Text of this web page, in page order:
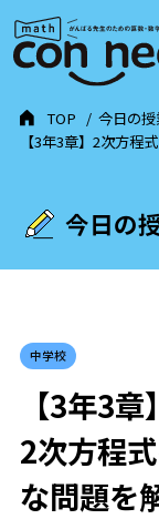
今日の
TOP
今日の授
【3年3章】2次方程
中学校
【3年3章】
2次方程
な問題を